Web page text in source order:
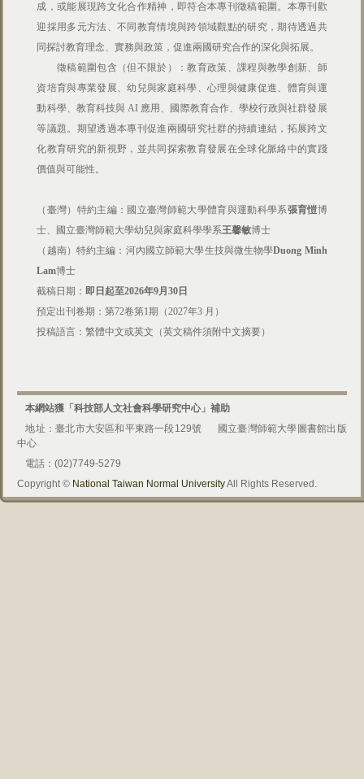
成，或能展現跨文化合作精神，即符合本專刊徵稿範圍。本專刊歡
迎採用多元方法、不同教育情境與跨領域觀點的研究，期待透過共
同探討教育理念、實務與政策，促進兩國研究合作的深化與拓展。
徵稿範圍包含（但不限於）：教育政策、課程與教學創新、師
資培育與專業發展、幼兒與家庭科學、心理與健康促進、體育與運
動科學、教育科技與 AI 應用、國際教育合作、學校行政與社群發展
等議題。期望透過本專刊促進兩國研究社群的持續連結，拓展跨文
化教育研究的新視野，並共同探索教育發展在全球化脈絡中的實踐
價值與可能性。
（臺灣）特約主編：國立臺灣師範大學體育與運動科學系張育愷博
士、國立臺灣師範大學幼兒與家庭科學學系王馨敏博士
（越南）特約主編：河內國立師範大學生技與微生物學Duong Minh
Lam博士
截稿日期： 即日起至2026年9月30日
預定出刊卷期：第72卷第1期（2027年3 月）
投稿語言：繁體中文或英文（英文稿件須附中文摘要）
本網站獲「科技部人文社會科學研究中心」補助
地址：臺北市大安區和平東路一段129號
國立臺灣師範大學圖書館出版
中心
電話：(02)7749-5279
Copyright © National Taiwan Normal UniversityAll Rights Reserved.